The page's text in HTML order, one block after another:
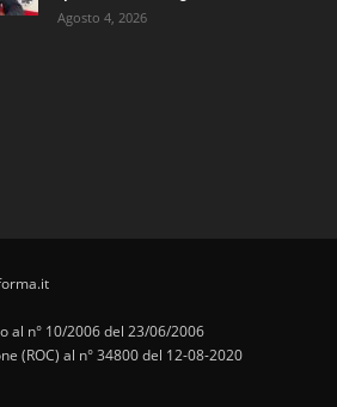
Agosto 4, 2026
al n° 10/2006 del 23/06/2006
(ROC) al n° 34800 del 12-08-2020